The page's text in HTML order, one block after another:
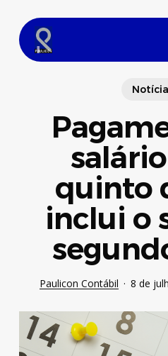
main
content
quinto
inclui o
Paulicon Contábil 8 de